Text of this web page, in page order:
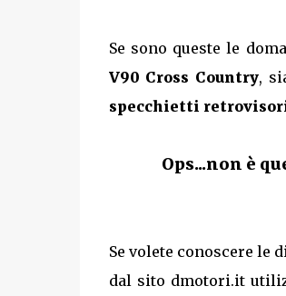
Se sono queste le
V90 Cross Country,
specchietti retrovisori
Ops...non è
Se volete conoscere
dal sito dmotori.it